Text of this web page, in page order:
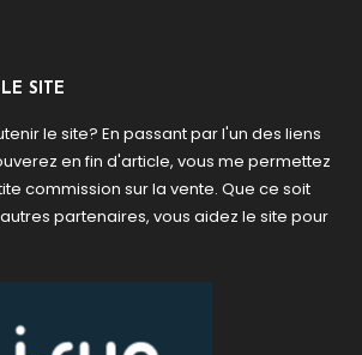
SITE
le site? En passant par l'un des liens
en fin d'article, vous me permettez
commission sur la vente. Que ce soit
partenaires, vous aidez le site pour